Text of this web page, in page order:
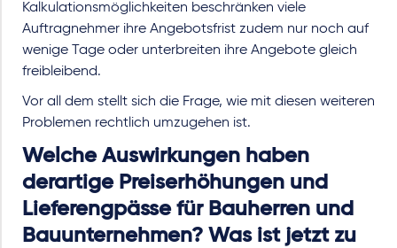
Kalkulationsmöglichkeiten beschränken viele
Auftragnehmer ihre Angebotsfrist zudem nur noch auf
wenige Tage oder unterbreiten ihre Angebote gleich
freibleibend.
Vor all dem stellt sich die Frage, wie mit diesen weiteren
Problemen rechtlich umzugehen ist.
Welche Auswirkungen haben
derartige Preiserhöhungen und
Lieferengpässe für Bauherren und
Bauunternehmen? Was ist jetzt zu